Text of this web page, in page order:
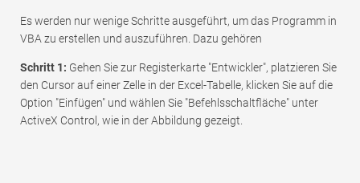
Es werden nur wenige Schritte ausgeführt, um das Programm in
VBA zu erstellen und auszuführen. Dazu gehören
Schritt 1: Gehen Sie zur Registerkarte "Entwickler", platzieren Sie
den Cursor auf einer Zelle in der Excel-Tabelle, klicken Sie auf die
Option "Einfügen" und wählen Sie "Befehlsschaltfläche" unter
ActiveX Control, wie in der Abbildung gezeigt.